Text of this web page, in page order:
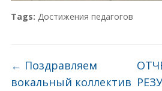
Tags: Достижения педагогов
← Поздравляем
вокальный коллектив